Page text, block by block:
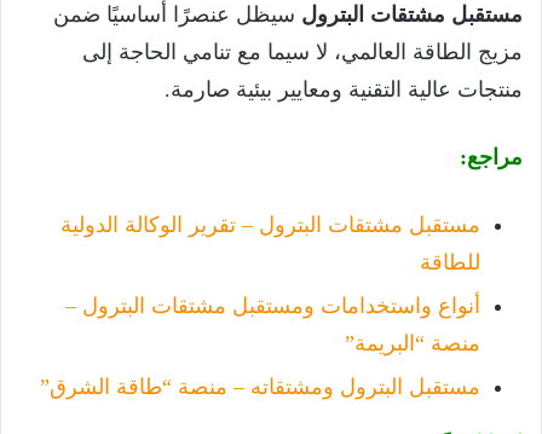
مستقبل مشتقات البترول سيظل عنصرًا أساسيًا ضمن
مزيج الطاقة العالمي، لا سيما مع تنامي الحاجة إلى
منتجات عالية التقنية ومعايير بيئية صارمة.
مراجع:
مستقبل مشتقات البترول – تقرير الوكالة الدولية
للطاقة
أنواع واستخدامات ومستقبل مشتقات البترول –
منصة “البريمة”
مستقبل البترول ومشتقاته – منصة “طاقة الشرق”